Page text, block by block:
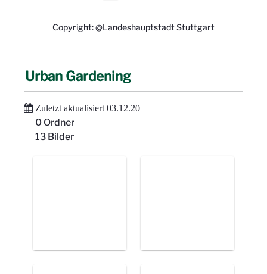
Copyright: @Landeshauptstadt Stuttgart
Urban Gardening
Zuletzt aktualisiert 03.12.20
0 Ordner
13 Bilder